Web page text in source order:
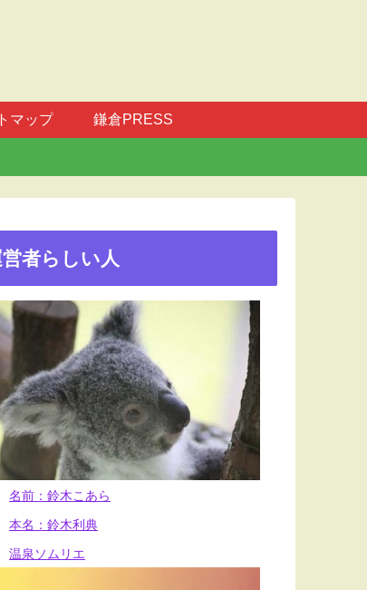
マップ 鎌倉PRESS
者らしい人
名前：鈴木こあら
本名：鈴木利典
温泉ソムリエ